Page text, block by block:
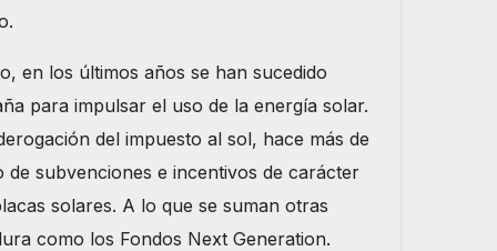
en los últimos años se han sucedido
para impulsar el uso de la energía solar.
del impuesto al sol, hace más de
de subvenciones e incentivos de carácter
solares. A lo que se suman otras
como los Fondos Next Generation.